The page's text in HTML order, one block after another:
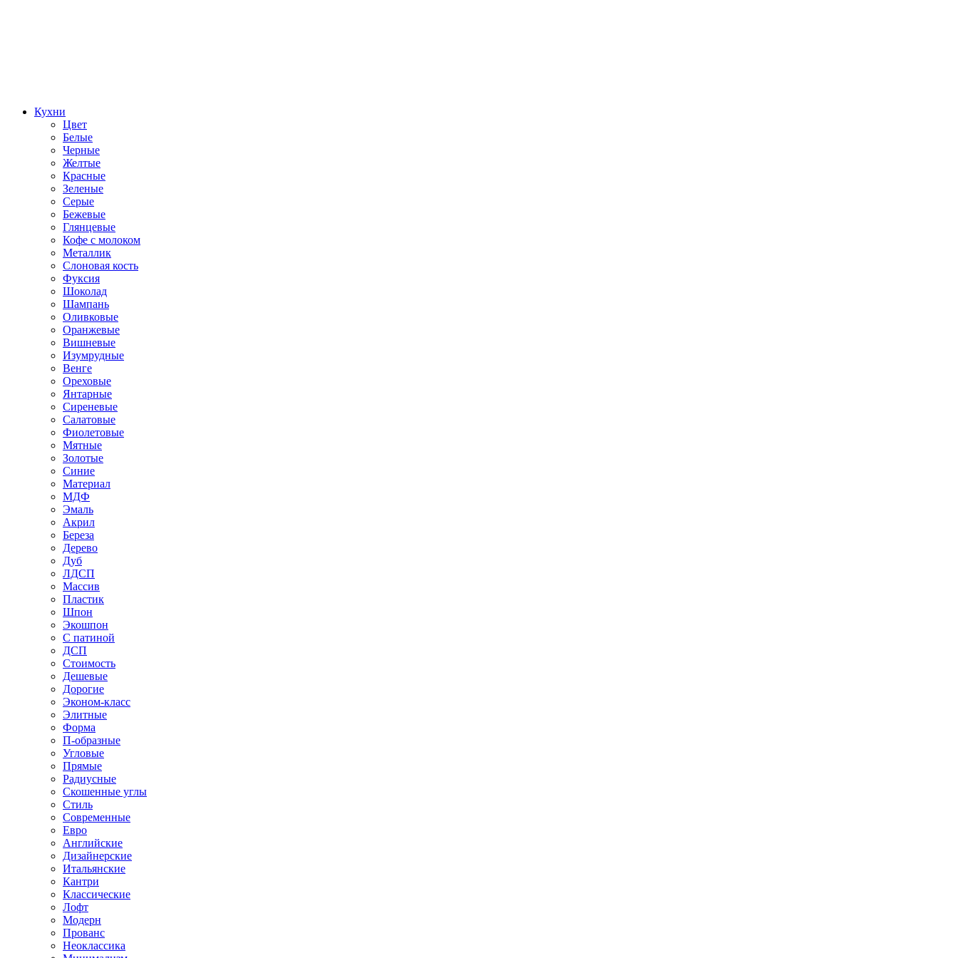
Кухни
Цвет
Белые
Черные
Желтые
Красные
Зеленые
Серые
Бежевые
Глянцевые
Кофе с молоком
Металлик
Слоновая кость
Фуксия
Шоколад
Шампань
Оливковые
Оранжевые
Вишневые
Изумрудные
Венге
Ореховые
Янтарные
Сиреневые
Салатовые
Фиолетовые
Мятные
Золотые
Синие
Материал
МДФ
Эмаль
Акрил
Береза
Дерево
Дуб
ЛДСП
Массив
Пластик
Шпон
Экошпон
С патиной
ДСП
Стоимость
Дешевые
Дорогие
Эконом-класс
Элитные
Форма
П-образные
Угловые
Прямые
Радиусные
Скошенные углы
Стиль
Современные
Евро
Английские
Дизайнерские
Итальянские
Кантри
Классические
Лофт
Модерн
Прованс
Неоклассика